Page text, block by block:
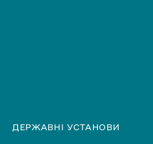
ДЕРЖАВНІ УСТАНОВИ